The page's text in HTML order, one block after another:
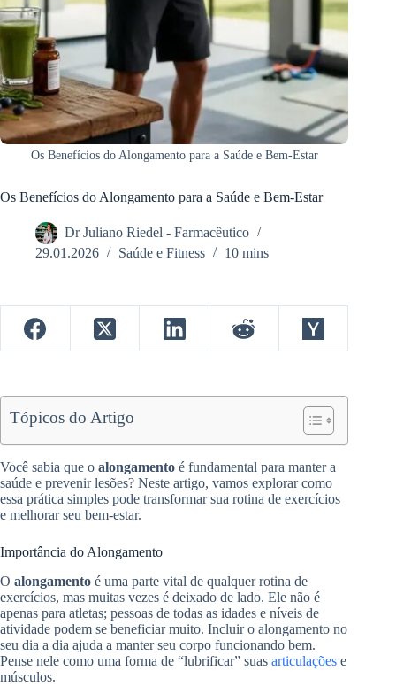
Os Benefícios do Alongamento para a Saúde e Bem-Estar
Os Benefícios do Alongamento para a Saúde e Bem-Estar
Dr Juliano Riedel - Farmacêutico
29.01.2026
Saúde e Fitness 10 mins
Tópicos do Artigo
Você sabia que o alongamento é fundamental para manter a
saúde e prevenir lesões? Neste artigo, vamos explorar como
essa prática simples pode transformar sua rotina de exercícios
e melhorar seu bem-estar.
Importância do Alongamento
O alongamento é uma parte vital de qualquer rotina de
exercícios, mas muitas vezes é deixado de lado. Ele não é
apenas para atletas; pessoas de todas as idades e níveis de
atividade podem se beneficiar muito. Incluir o alongamento no
seu dia a dia ajuda a manter seu corpo funcionando bem.
Pense nele como uma forma de “lubrificar” suas articulações e
músculos.